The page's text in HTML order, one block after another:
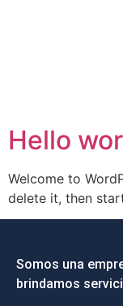
Hello
Welcome to
delete it, then
Somos una
brindamos